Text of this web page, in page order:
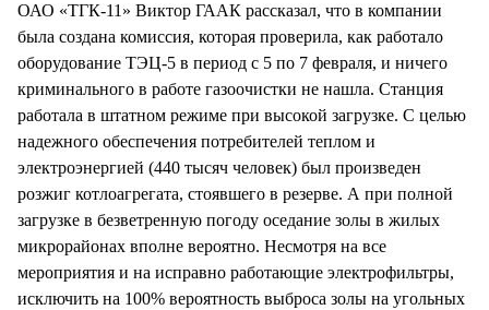
ОАО «ТГК-11» Виктор ГААК рассказал, что в компании
была создана комиссия, которая проверила, как работало
оборудование ТЭЦ-5 в период с 5 по 7 февраля, и ничего
криминального в работе газоочистки не нашла. Станция
работала в штатном режиме при высокой загрузке. С целью
надежного обеспечения потребителей теплом и
электроэнергией (440 тысяч человек) был произведен
розжиг котлоагрегата, стоявшего в резерве. А при полной
загрузке в безветренную погоду оседание золы в жилых
микрорайонах вполне вероятно. Несмотря на все
мероприятия и на исправно работающие электрофильтры,
исключить на 100% вероятность выброса золы на угольных